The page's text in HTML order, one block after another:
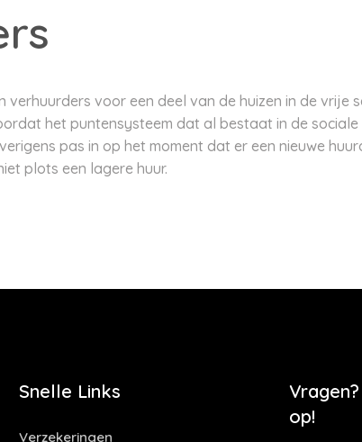
voor een deel van de huizen in de vrije
het puntensysteem dat al bestaat in de sociale
pas in op het moment dat er een nieuwe
plots een lagere huur.
Snelle Links
Verzekeringen
op!